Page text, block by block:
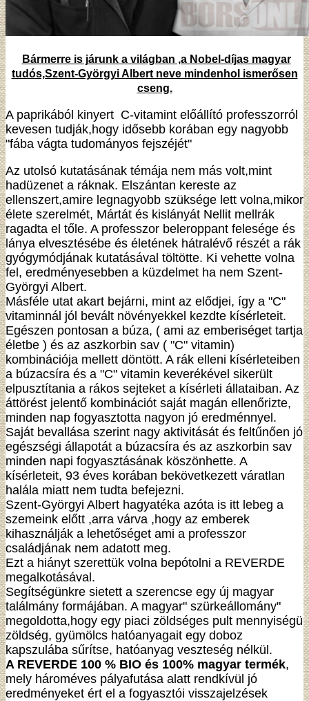
Bármerre is járunk a világban ,a Nobel-díjas magyar
tudós,Szent-Györgyi Albert neve mindenhol ismerősen
cseng.
A paprikából kinyert C-vitamint előállító professzorról
kevesen tudják,hogy idősebb korában egy nagyobb
"fába vágta tudományos fejszéjét"
Az utolsó kutatásának témája nem más volt,mint
hadüzenet a ráknak. Elszántan kereste az
ellenszert,amire legnagyobb szüksége lett volna,mikor
élete szerelmét, Mártát és kislányát Nellit mellrák
ragadta el tőle. A professzor beleroppant felesége és
lánya elvesztésébe és életének hátralévő részét a rák
gyógymódjának kutatásával töltötte. Ki vehette volna
fel, eredményesebben a küzdelmet ha nem Szent-
Györgyi Albert.
Másféle utat akart bejárni, mint az elődjei, így a "C"
vitaminnál jól bevált növényekkel kezdte kísérleteit.
Egészen pontosan a búza, ( ami az emberiséget tartja
életbe ) és az aszkorbin sav ( "C" vitamin)
kombinációja mellett döntött. A rák elleni kísérleteiben
a búzacsíra és a "C" vitamin keverékével sikerült
elpusztítania a rákos sejteket a kísérleti állataiban. Az
áttörést jelentő kombinációt saját magán ellenőrizte,
minden nap fogyasztotta nagyon jó eredménnyel.
Saját bevallása szerint nagy aktivitását és feltűnően jó
egészségi állapotát a búzacsíra és az aszkorbin sav
minden napi fogyasztásának köszönhette. A
kísérleteit, 93 éves korában bekövetkezett váratlan
halála miatt nem tudta befejezni.
Szent-Györgyi Albert hagyatéka azóta is itt lebeg a
szemeink előtt ,arra várva ,hogy az emberek
kihasználják a lehetőséget ami a professzor
családjának nem adatott meg.
Ezt a hiányt szerettük volna bepótolni a REVERDE
megalkotásával.
Segítségünkre sietett a szerencse egy új magyar
találmány formájában. A magyar" szürkeállomány"
megoldotta,hogy egy piaci zöldséges pult mennyiségü
zöldség, gyümölcs hatóanyagait egy doboz
kapszulába sűrítse, hatóanyag veszteség nélkül.
A REVERDE 100 % BIO és 100% magyar termék,
mely hároméves pályafutása alatt rendkívül jó
eredményeket ért el a fogyasztói visszajelzések